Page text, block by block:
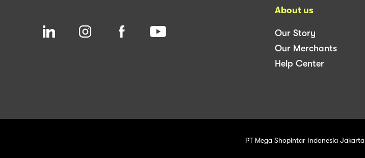
About us
Our Story
Our Merchants
Help Center
PT Mega Shopintar Indonesia Jakarta